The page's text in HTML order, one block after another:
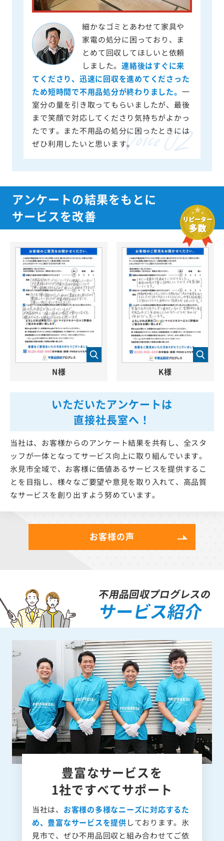
細かなゴミとあわせて家具や
家電の処分に困っており、ま
とめて回収してほしいと依頼
しました。連絡後はすぐに来
てくださり、迅速に回収を進めてくださった
ため短時間で不用品処分が終わりました。 一
室分の量を引き取ってもらいましたが、最後
まで笑顔で対応してくださり気持ちがよかっ
たです。また不用品の処分に困ったときには
ぜひ利用したいと思います。
アンケートの結果をもとに
サービスを改善
いただいたアンケートは
直接社長室へ！
当社は、お客様からのアンケート結果を共有し、全スタ
ッフが一体となってサービス向上に取り組んでいます。
氷見市全域で、お客様に価値あるサービスを提供するこ
とを目指し、様々なご要望や意見を取り入れて、高品質
なサービスを創り出すよう努めています。
N様 K様
お客様の声
不用品回収プログレスの
サービス紹介
豊富なサービスを
1社ですべてサポート
当社は、 お客様の多様なニーズに対応するた
め、豊富なサービスを提供しております。氷
見市で、ぜひ不用品回収と組み合わせてご依